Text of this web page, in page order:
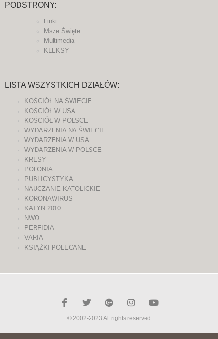
PODSTRONY:
Linki
Msze Święte
Multimedia
KLEKSY
LISTA WSZYSTKICH DZIAŁÓW:
KOŚCIÓŁ NA ŚWIECIE
KOŚCIÓŁ W USA
KOŚCIÓŁ W POLSCE
WYDARZENIA NA ŚWIECIE
WYDARZENIA W USA
WYDARZENIA W POLSCE
KRESY
POLONIA
PUBLICYSTYKA
NAUCZANIE KATOLICKIE
KORONAWIRUS
KATYN 2010
NWO
PERFIDIA
VARIA
KSIĄŻKI POLECANE
© 2002-2023 All rights reserved